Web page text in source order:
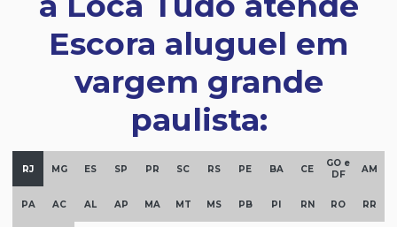
Escora aluguel em
vargem grande
paulista:
RJ MG ES SP PR SC RS PE BA CE
GO e
DF
AM
PA AC AL AP MA MT MS PB PI RN RO RR